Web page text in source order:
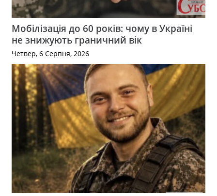
Мобілізація до 60 років: чому в Україні
не знижують граничний вік
Четвер, 6 Серпня, 2026